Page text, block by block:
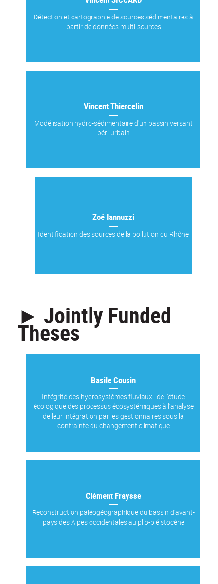
Détection et cartographie de sources sédimentaires à
partir de données multi-sources
Vincent Thiercelin
Modélisation hydro-sédimentaire d'un bassin versant
péri-urbain
Zoé Iannuzzi
Identification des sources de la pollution du Rhône
► Jointly Funded
Theses
Basile Cousin
Intégrité des hydrosystèmes fluviaux : de l'étude
écologique des processus écosystémiques à l’analyse
de leur intégration par les gestionnaires sous la
contrainte du changement climatique
Clément Fraysse
Reconstruction paléogéographique du bassin d'avant-
pays des Alpes occidentales au plio-pléistocène